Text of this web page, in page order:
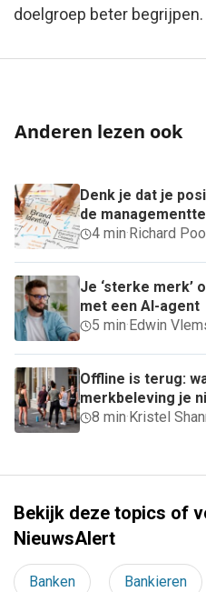
doelgroep beter begrijpen.
Anderen lezen ook
Denk je dat je
de
4 min·Richard
Je ‘sterke
met een AI-agent
5 min·Edwin
Offline is terug:
merkbeleving je
8 min·Kristel
Bekijk deze topics of
NieuwsAlert
Banken Bankieren